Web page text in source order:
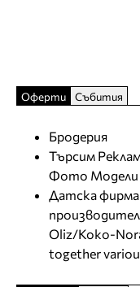
Оферти Събития
Бродерия
Търсим
Фото Модели
Датска
Oliz/Koko-
together